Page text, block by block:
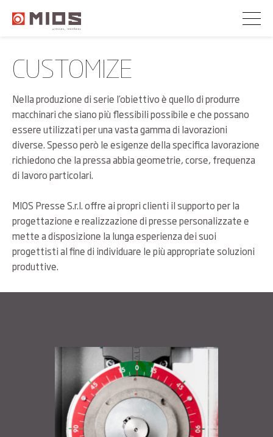
CUSTOMIZE
Nella produzione di serie l’obiettivo è quello di produrre
macchinari che siano più flessibili possibile e che possano
essere utilizzati per una vasta gamma di lavorazioni
diverse. Spesso però le esigenze della specifica lavorazione
richiedono che la pressa abbia geometrie, corse, frequenza
di lavoro particolari.
MIOS Presse S.r.l. offre ai propri clienti il supporto per la
progettazione e realizzazione di presse personalizzate e
mette a disposizione la lunga esperienza dei suoi
progettisti al fine di individuare le più appropriate soluzioni
produttive.